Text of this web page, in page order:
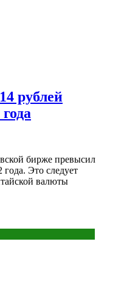
рублей
бирже превысил
года. Это следует
валюты